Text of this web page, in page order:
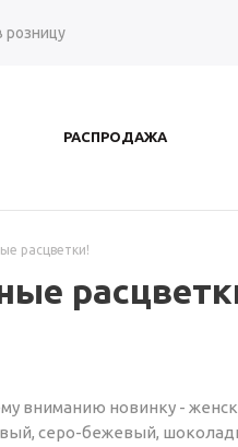
розницу
РАСПРОДАЖА
расцветки!
вниманию новинку -
серо-бежевый,